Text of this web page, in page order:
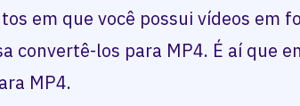
em que você possui vídeos em
convertê-los para MP4. É aí que
MP4.